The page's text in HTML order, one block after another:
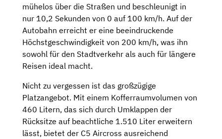
mühelos über die Straßen und beschleunigt in
nur 10,2 Sekunden von 0 auf 100 km/h. Auf der
Autobahn erreicht er eine beeindruckende
Höchstgeschwindigkeit von 200 km/h, was ihn
sowohl für den Stadtverkehr als auch für längere
Reisen ideal macht.
Nicht zu vergessen ist das großzügige
Platzangebot. Mit einem Kofferraumvolumen von
460 Litern, das sich durch Umklappen der
Rücksitze auf beachtliche 1.510 Liter erweitern
lässt, bietet der C5 Aircross ausreichend